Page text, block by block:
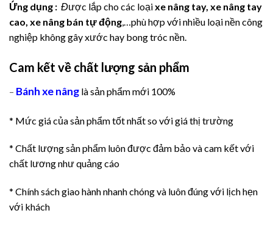
Ứng dụng : Được lắp cho các loạixe nâng tay, xe nâng tay
cao, xe nâng bán tự động,…phù hợp với nhiều loại nền công
nghiệp không gây xước hay bong tróc nền.
Cam kết về chất lượng sản phẩm
– Bánh xe nâng là sản phẩm mới 100%
* Mức giá của sản phẩm tốt nhất so với giá thị trường
* Chất lượng sản phẩm luôn được đảm bảo và cam kết với
chất lương như quảng cáo
* Chính sách giao hành nhanh chóng và luôn đúng với lịch hẹn
với khách